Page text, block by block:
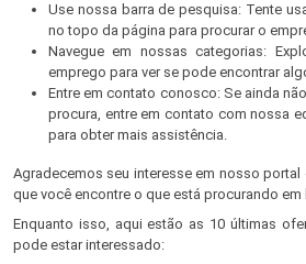
Use nossa barra de pesquisa: Tente
no topo da página para procurar o
Navegue em nossas categorias:
emprego para ver se pode encontrar
Entre em contato conosco: Se ainda
procura, entre em contato com nossa
para obter mais assistência.
Agradecemos seu interesse em nosso
que você encontre o que está procurando em
Enquanto isso, aqui estão as 10 últimas
pode estar interessado: